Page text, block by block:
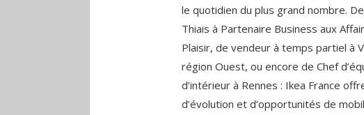
le quotidien du plus grand nombre.
Thiais à Partenaire Business aux
Plaisir, de vendeur à temps partiel à
région Ouest, ou encore de Chef
d’intérieur à Rennes : Ikea France
d’évolution et d’opportunités de